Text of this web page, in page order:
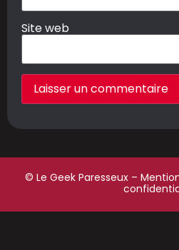
Site web
© Le Geek Paresseux –